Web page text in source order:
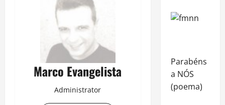
Marco Evangelista
Administrator
Parabéns
a NÓS
(poema)